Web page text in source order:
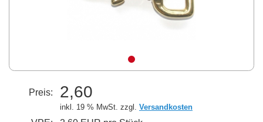
Preis: 2,60
inkl. 19 % MwSt. zzgl. Versandkosten